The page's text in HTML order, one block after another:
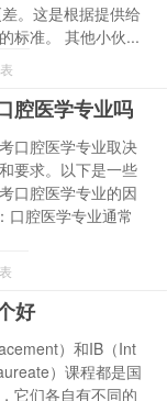
。这是根据提供给
标准。 其他小伙...
腔医学专业吗
口腔医学专业取决
要求。以下是一些
口腔医学专业的因
口腔医学专业通常
好
）和IB（Int
）课程都是国
它们各自有不同的